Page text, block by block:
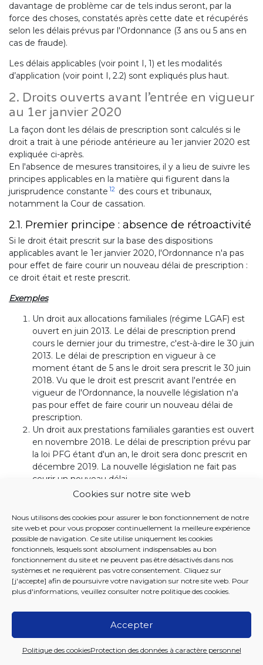
Cookies sur notre site web
Nous utilisons des cookies pour assurer le bon fonctionnement de notre
site web et pour vous proposer continuellement la meilleure expérience
possible de navigation. Ce site utilise uniquement les cookies
fonctionnels, lesquels sont absolument indispensables au bon
fonctionnement du site et ne peuvent pas être désactivés dans nos
systèmes et ne requièrent pas votre consentement. Cliquez sur
[j'accepte] afin de poursuivre votre navigation sur notre site web. Pour
plus d'informations, veuillez consulter notre politique des cookies.
Accepter
Politique des cookiesProtection des données à caractère personnel
davantage de problème car de tels indus seront, par la
force des choses, constatés après cette date et récupérés
selon les délais prévus par l'Ordonnance (3 ans ou 5 ans en
cas de fraude).
Les délais applicables (voir point I, 1) et les modalités
d’application (voir point I, 2.2) sont expliqués plus haut.
2. Droits ouverts avant l’entrée en vigueur
au 1er janvier 2020
La façon dont les délais de prescription sont calculés si le
droit a trait à une période antérieure au 1er janvier 2020 est
expliquée ci-après.
En l'absence de mesures transitoires, il y a lieu de suivre les
principes applicables en la matière qui figurent dans la
jurisprudence constante 12 des cours et tribunaux,
notamment la Cour de cassation.
2.1. Premier principe : absence de rétroactivité
Si le droit était prescrit sur la base des dispositions
applicables avant le 1er janvier 2020, l'Ordonnance n'a pas
pour effet de faire courir un nouveau délai de prescription :
ce droit était et reste prescrit.
Exemples
Un droit aux allocations familiales (régime LGAF) est
ouvert en juin 2013. Le délai de prescription prend
cours le dernier jour du trimestre, c'est-à-dire le 30 juin
2013. Le délai de prescription en vigueur à ce
moment étant de 5 ans le droit sera prescrit le 30 juin
2018. Vu que le droit est prescrit avant l'entrée en
vigueur de l'Ordonnance, la nouvelle législation n'a
pas pour effet de faire courir un nouveau délai de
prescription.
Un droit aux prestations familiales garanties est ouvert
en novembre 2018. Le délai de prescription prévu par
la loi PFG étant d'un an, le droit sera donc prescrit en
décembre 2019. La nouvelle législation ne fait pas
courir un nouveau délai.
2.2. Deuxième principe : application
immédiate au 1er janvier 2020
En ce qui concerne les droits aux prestations familiales et le
recouvrement des prestations familiales payées indûment
qui n'étaient pas prescrits au 31 décembre 2019
(prescription en cours), les délais prévus par l’Ordonnance
sont d’application à dater du 1er janvier 2020.
L'interruption de la prescription et le renouvellement de
l'interruption de la prescription, doivent ainsi s'effectuer en
tenant compte des nouveaux délais de prescription, à partir
du 1er janvier 2020.
Enfin, à partir du 1er janvier 2020, les points de départ du